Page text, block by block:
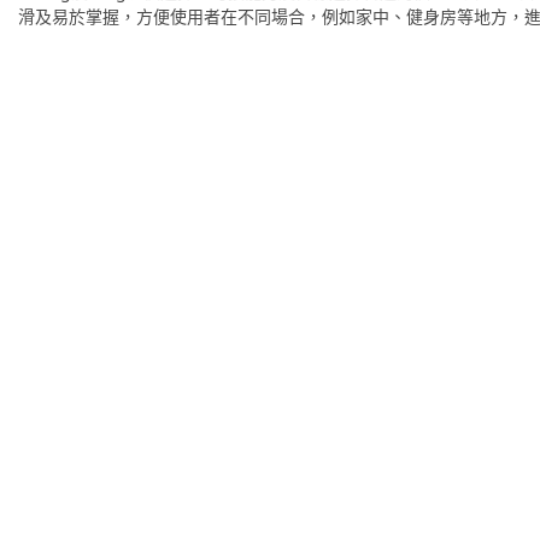
滑及易於掌握，方便使用者在不同場合，例如家中、健身房等地方，